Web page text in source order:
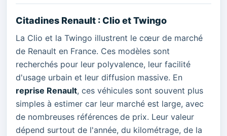
Citadines Renault : Clio et Twingo
La Clio et la Twingo illustrent le cœur de marché
de Renault en France. Ces modèles sont
recherchés pour leur polyvalence, leur facilité
d'usage urbain et leur diffusion massive. En
reprise Renault, ces véhicules sont souvent plus
simples à estimer car leur marché est large, avec
de nombreuses références de prix. Leur valeur
dépend surtout de l'année, du kilométrage, de la